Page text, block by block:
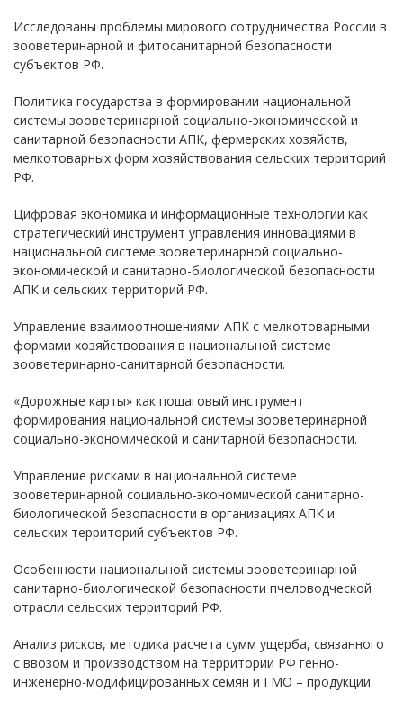
Исследованы проблемы мирового сотрудничества России в
зооветеринарной и фитосанитарной безопасности
субъектов РФ.
Политика государства в формировании национальной
системы зооветеринарной социально-экономической и
санитарной безопасности АПК, фермерских хозяйств,
мелкотоварных форм хозяйствования сельских территорий
РФ.
Цифровая экономика и информационные технологии как
стратегический инструмент управления инновациями в
национальной системе зооветеринарной социально-
экономической и санитарно-биологической безопасности
АПК и сельских территорий РФ.
Управление взаимоотношениями АПК с мелкотоварными
формами хозяйствования в национальной системе
зооветеринарно-санитарной безопасности.
«Дорожные карты» как пошаговый инструмент
формирования национальной системы зооветеринарной
социально-экономической и санитарной безопасности.
Управление рисками в национальной системе
зооветеринарной социально-экономической санитарно-
биологической безопасности в организациях АПК и
сельских территорий субъектов РФ.
Особенности национальной системы зооветеринарной
санитарно-биологической безопасности пчеловодческой
отрасли сельских территорий РФ.
Анализ рисков, методика расчета сумм ущерба, связанного
с ввозом и производством на территории РФ генно-
инженерно-модифицированных семян и ГМО – продукции